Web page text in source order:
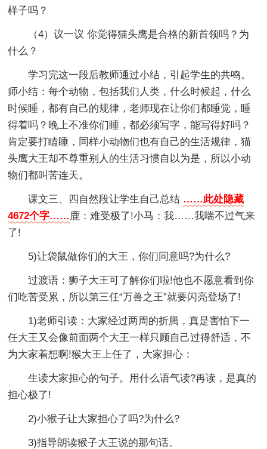
样子吗？
（4）议一议 你觉得猫头鹰是合格的新首领吗？为
什么？
学习完这一段后教师通过小结，引起学生的共鸣。
师小结：每个动物，包括我们人类，什么时候起，什么
时候睡，都有自己的规律，老师现在让你们都睡觉，睡
得着吗？晚上不准你们睡，都必须写字，能写得好吗？
肯定要打瞌睡，同样小动物们也有自己的生活规律，猫
头鹰大王却不尊重别人的生活习惯自以为是，所以小动
物们都叫苦连天。
课文三、四自然段让学生自己总结 ……此处隐藏
4672个字…… 鹿：难受极了!小马：我……我喘不过气来
了!
5)让袋鼠做你们的大王，你们同意吗?为什么?
过渡语：狮子大王可了解你们啦!他也不愿意看到你
们吃苦受累，所以第三任“万兽之王”就要闪亮登场了!
1)老师引读：大家经过两周的折腾，真是害怕下一
任大王又会像前面两个大王一样只顾自己过得舒适，不
为大家着想啊!猴大王上任了，大家担心：
生读大家担心的句子。用什么语气读?再读，是真的
担心极了!
2)小猴子让大家担心了吗?为什么?
3)指导朗读猴子大王说的那句话。